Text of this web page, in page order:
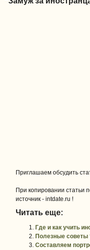
Приглашаем обсудить
При копировании статьи
источник - intdate.ru !
Читать еще:
Где и как учить
Полезные советы
Составляем